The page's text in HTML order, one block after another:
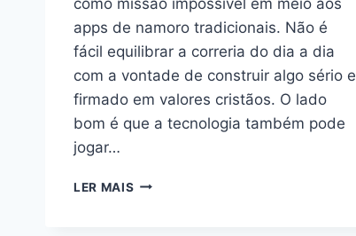
apps de namoro tradicionais. Não é
fácil equilibrar a correria do dia a dia
com a vontade de construir algo sério e
firmado em valores cristãos. O lado
bom é que a tecnologia também pode
jogar…
LER MAIS MELHORES